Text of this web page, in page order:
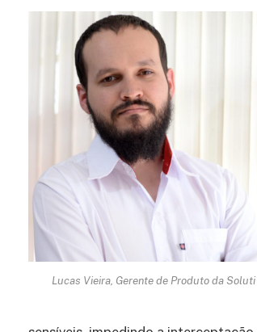
Lucas Vieira, Gerente de Produto da Soluti